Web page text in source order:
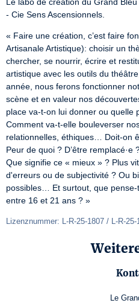
- Cie Sens Ascensionnels.
« Faire une création, c’est faire
Artisanale Artistique): choisir un
chercher, se nourrir, écrire et
artistique avec les outils du
année, nous ferons fonctionner
scène et en valeur nos
place va-t-on lui donner ou quelle
Comment va-t-elle bouleverser
relationnelles, éthiques… Doit-on
Peur de quoi ? D’être
Que signifie ce « mieux » ? Plus
d'erreurs ou de subjectivité ? Ou
possibles… Et surtout, que
entre 16 et 21 ans ? »
Lizenznummer: L-R-25-1807 / L-R-
Le